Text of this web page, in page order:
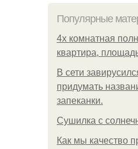
Популярные
4x комнатная
квартира,
В сети
придумать
запеканки.
Сушилка с
Как мы качество